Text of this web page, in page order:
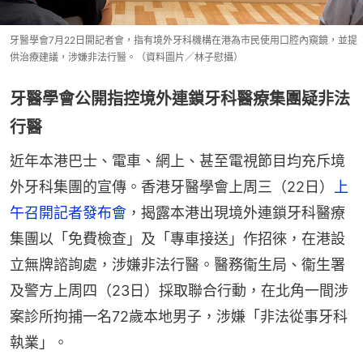
牙醫學會7月22日開記者會，指有境外牙科機構在港為市民使用口腔內窺鏡，並提
供治療建議，涉嫌非法行醫。（資料圖片／林子慰攝）
牙醫學會公開指控境外連鎖牙科醫療集團疑非法
行醫
近年本港巴士、電車、網上、甚至電視節目均充斥境
外牙科集團的宣傳。香港牙醫學會上周三（22日）
上
午召開記者發布會 ，揭露本港出現境外連鎖牙科醫療
集團以「免費檢查」及「專車接送」作招徠，在港設
立無牌諮詢處，涉嫌非法行醫。醫務衞生局、衞生署
及警方上周四（23日）採取聯合行動，在北角一間涉
案診所拘捕一名72歲本地男子，涉嫌「非法從事牙科
執業」。